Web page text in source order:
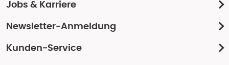
Jobs & Karriere
Newsletter-Anmeldung
Kunden-Service